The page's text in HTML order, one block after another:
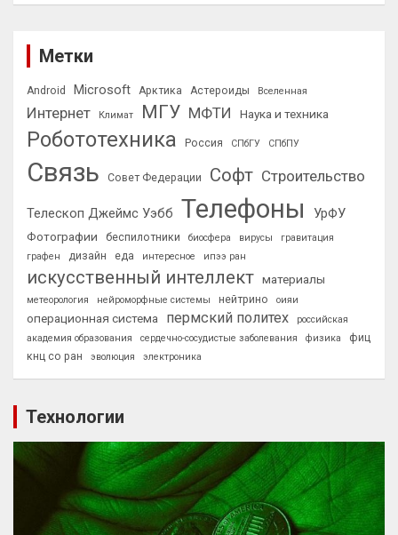
Метки
Android Microsoft Арктика Астероиды Вселенная
Интернет Климат МГУ МФТИ Наука и техника
Робототехника Россия СПбГУ СПбПУ
Связь Совет Федерации Софт Строительство
Телескоп Джеймс Уэбб Телефоны УрФУ
Фотографии беспилотники биосфера вирусы
гравитация
графен
дизайн еда интересное ипээ ран
искусственный интеллект материалы
метеорология нейроморфные системы нейтрино оияи
операционная система пермский политех
российская
академия образования
сердечно-сосудистые заболевания физика
фиц
кнц со ран
эволюция электроника
Технологии